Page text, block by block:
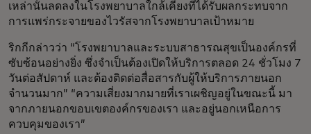
เหล่านั้นลดลงในโรงพยาบาลใกล้เคียงที่ได้รับผลกระทบจาก
การแพร่กระจายของไวรัสจากโรงพยาบาลเป้าหมาย
ริกกีกล่าวว่า “โรงพยาบาลและระบบสาธารณสุขเป็นองค์กรที่
ซับซ้อนอย่างยิ่ง ซึ่งจำเป็นต้องเปิดให้บริการตลอด 24 ชั่วโมง 7
วันต่อสัปดาห์ และต้องติดต่อสื่อสารกับผู้ให้บริการภายนอก
จำนวนมาก” “ความเสี่ยงมากมายที่เราเผชิญอยู่ในขณะนี้ มา
จากภายนอกขอบเขตองค์กรของเรา และอยู่นอกเหนือการ
ควบคุมของเรา”